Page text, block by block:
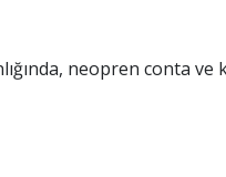
neopren conta ve